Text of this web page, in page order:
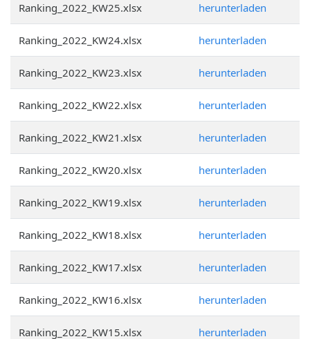
Ranking_2022_KW25.xlsx herunterladen
Ranking_2022_KW24.xlsx herunterladen
Ranking_2022_KW23.xlsx herunterladen
Ranking_2022_KW22.xlsx herunterladen
Ranking_2022_KW21.xlsx herunterladen
Ranking_2022_KW20.xlsx herunterladen
Ranking_2022_KW19.xlsx herunterladen
Ranking_2022_KW18.xlsx herunterladen
Ranking_2022_KW17.xlsx herunterladen
Ranking_2022_KW16.xlsx herunterladen
Ranking_2022_KW15.xlsx herunterladen